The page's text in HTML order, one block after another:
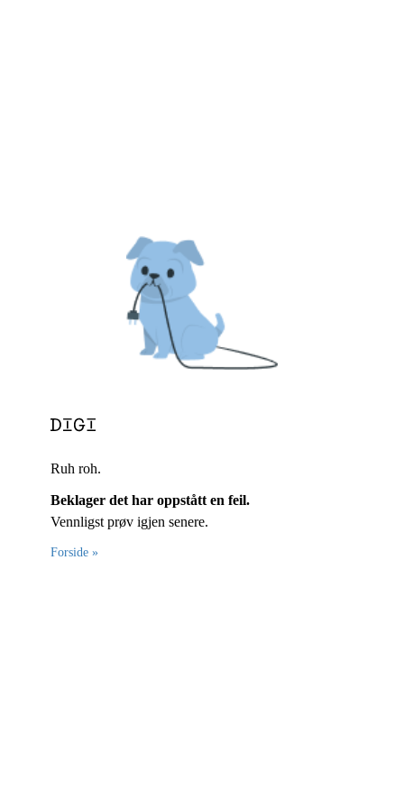
Ruh roh.
Beklager det har oppstått en feil.
Vennligst prøv igjen senere.
Forside »